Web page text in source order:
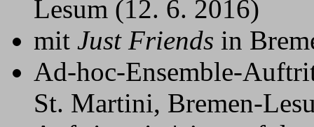
Lesum (12. 6. 2016)
mit Just Friends in
Ad-hoc-Ensemble-
St. Martini, Bremen-